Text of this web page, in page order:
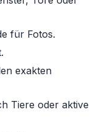
für Fotos.
exakten
Tiere oder aktive